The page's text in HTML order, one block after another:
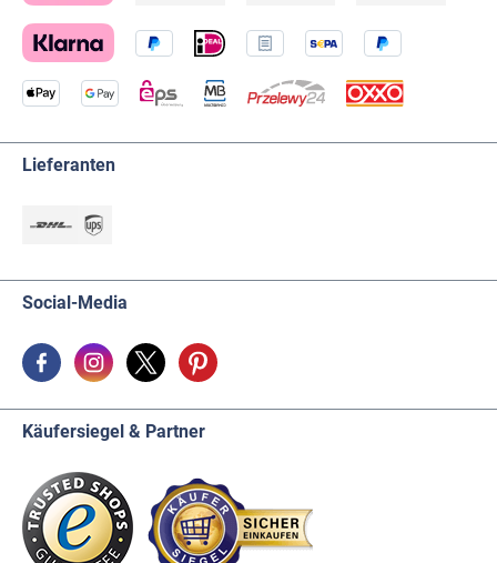
Lieferanten
Social-Media
Käufersiegel & Partner